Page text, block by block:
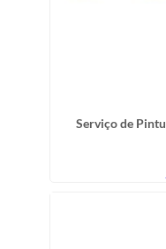
Serviço de